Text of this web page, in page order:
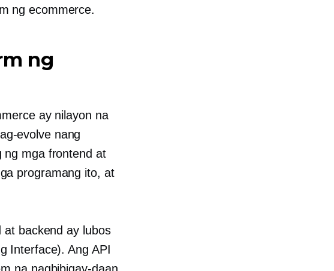
ng ecommerce.
ng
ay nilayon na
evolve nang
ng mga frontend at
programang ito, at
at backend ay lubos
Interface). Ang API